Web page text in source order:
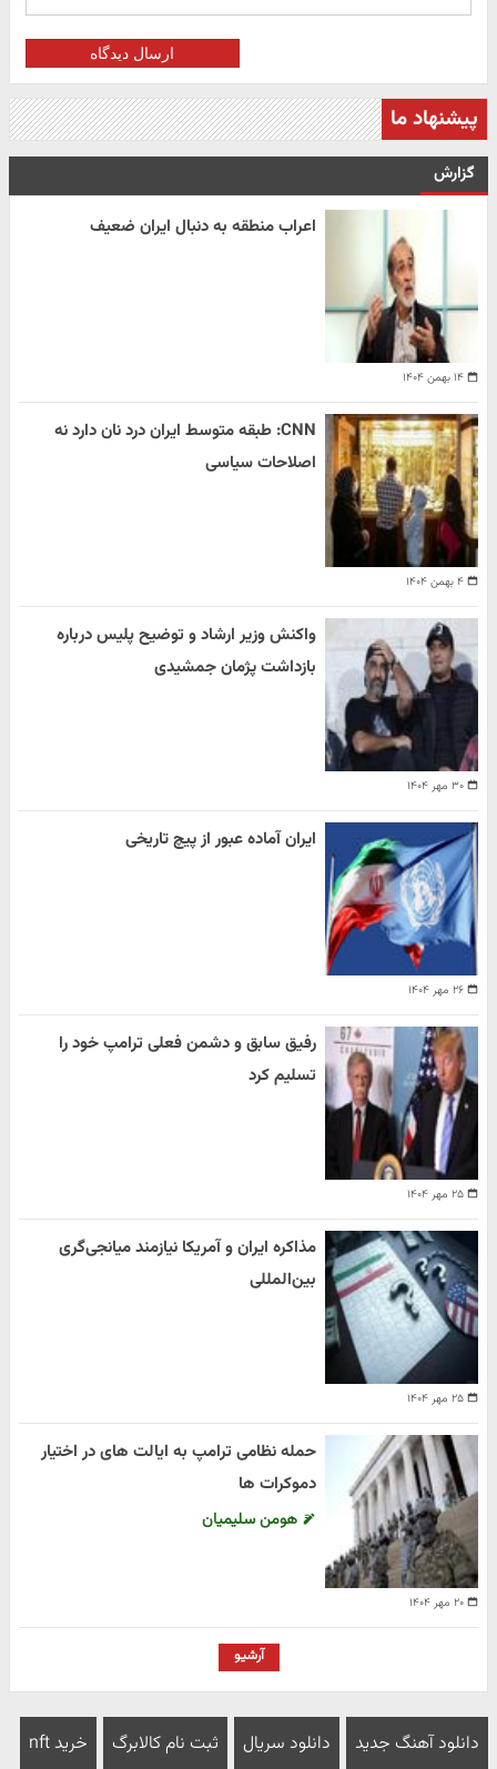
ارسال دیدگاه
پیشنهاد ما
گزارش
۱۴ بهمن ۱۴۰۴
اعراب منطقه به دنبال ایران ضعیف
۴ بهمن ۱۴۰۴
CNN: طبقه متوسط ایران درد نان دارد نه
اصلاحات سیاسی
۳۰ مهر ۱۴۰۴
واکنش وزیر ارشاد و توضیح پلیس درباره
بازداشت پژمان جمشیدی
۲۶ مهر ۱۴۰۴
ایران آماده عبور از پیچ تاریخی
۲۵ مهر ۱۴۰۴
رفیق سابق و دشمن فعلی ترامپ خود را
تسلیم کرد
۲۵ مهر ۱۴۰۴
مذاکره ایران و آمریکا نیازمند میانجی‌گری
بین‌المللی
۲۰ مهر ۱۴۰۴
حمله نظامی ترامپ به ایالت های در اختیار
دموکرات ها
هومن سلیمیان
آرشیو
دانلود آهنگ جدید دانلود سریال ثبت نام کالابرگ خرید nft